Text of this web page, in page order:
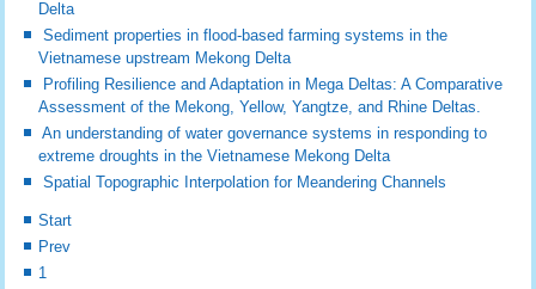
Delta
Sediment properties in flood-based farming systems in the
Vietnamese upstream Mekong Delta
Profiling Resilience and Adaptation in Mega Deltas: A Comparative
Assessment of the Mekong, Yellow, Yangtze, and Rhine Deltas.
An understanding of water governance systems in responding to
extreme droughts in the Vietnamese Mekong Delta
Spatial Topographic Interpolation for Meandering Channels
Start
Prev
1